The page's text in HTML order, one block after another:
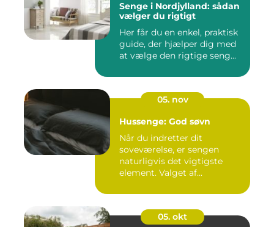
Senge i Nordjylland: sådan
vælger du rigtigt
Her får du en enkel, praktisk
guide, der hjælper dig med
at vælge den rigtige seng...
05. nov
Hussenge: God søvn
Når du indretter dit
soveværelse, er sengen
naturligvis det vigtigste
element. Valget af...
05. okt